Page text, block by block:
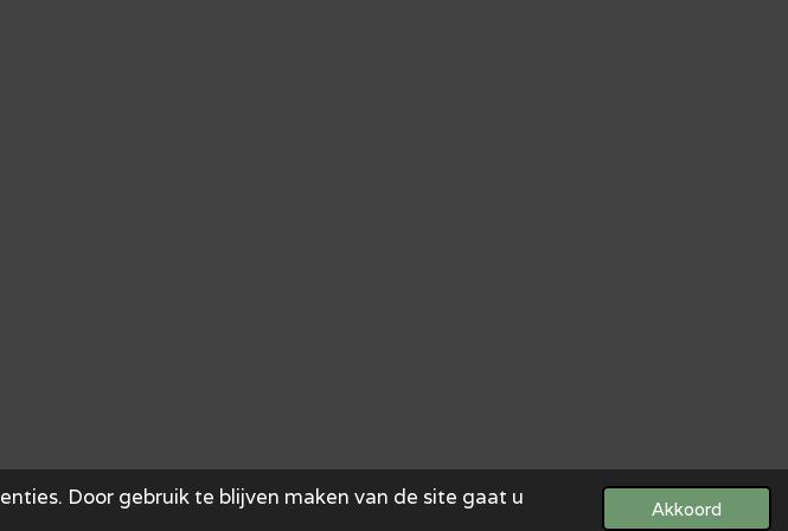
Door gebruik te blijven maken van de site gaat u
Akkoord
Powered by